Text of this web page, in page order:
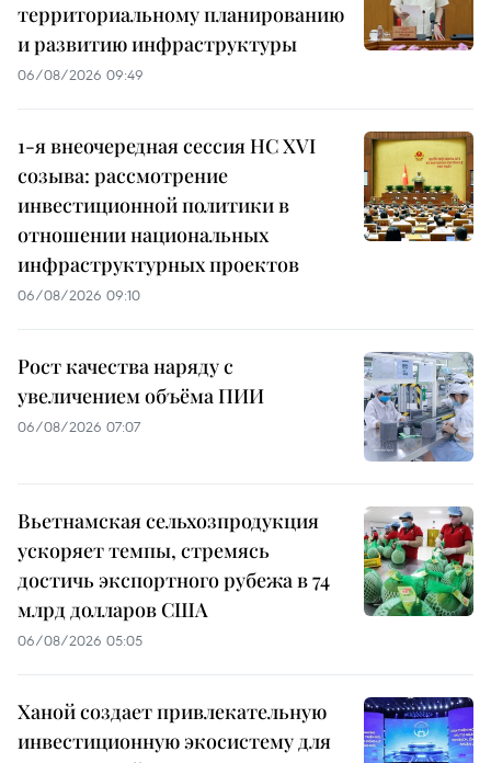
территориальному планированию
и развитию инфраструктуры
06/08/2026 09:49
1-я внеочередная сессия НС XVI
созыва: рассмотрение
инвестиционной политики в
отношении национальных
инфраструктурных проектов
06/08/2026 09:10
Рост качества наряду с
увеличением объёма ПИИ
06/08/2026 07:07
Вьетнамская сельхозпродукция
ускоряет темпы, стремясь
достичь экспортного рубежа в 74
млрд долларов США
06/08/2026 05:05
Ханой создает привлекательную
инвестиционную экосистему для